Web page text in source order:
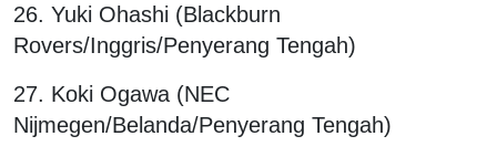
26. Yuki Ohashi (Blackburn
Rovers/Inggris/Penyerang Tengah)
27. Koki Ogawa (NEC
Nijmegen/Belanda/Penyerang Tengah)